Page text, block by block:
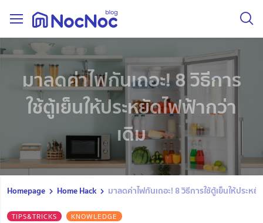
มาลดค่าไฟกันเถอะ! 8 วิธีการ
ใช้ตู้เย็นให้ประหยัดไฟฟ้ากว่า
เดิม
Homepage Home Hack มาลดค่าไฟกันเถอะ! 8 วิธีการใช้ตู้เย็นให้ประห
TIPS&TRICKS KNOWLEDGE